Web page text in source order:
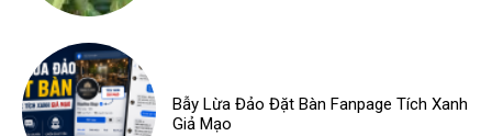
Bẫy Lừa Đảo Đặt Bàn Fanpage Tích Xanh
Giả Mạo